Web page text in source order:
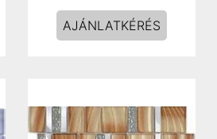
AJÁNLATKÉRÉS